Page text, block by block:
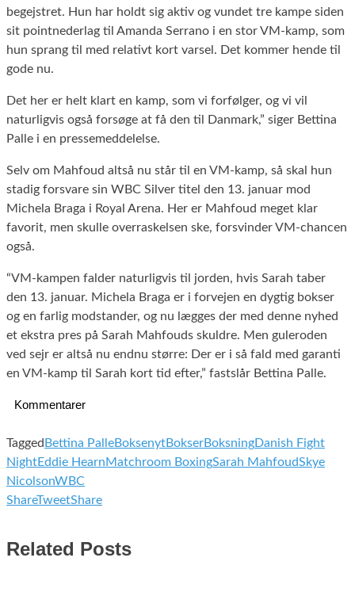
begejstret. Hun har holdt sig aktiv og vundet tre kampe siden
sit pointnederlag til Amanda Serrano i en stor VM-kamp, som
hun sprang til med relativt kort varsel. Det kommer hende til
gode nu.
Det her er helt klart en kamp, som vi forfølger, og vi vil
naturligvis også forsøge at få den til Danmark,” siger Bettina
Palle i en pressemeddelelse.
Selv om Mahfoud altså nu står til en VM-kamp, så skal hun
stadig forsvare sin WBC Silver titel den 13. januar mod
Michela Braga i Royal Arena. Her er Mahfoud meget klar
favorit, men skulle overraskelsen ske, forsvinder VM-chancen
også.
“VM-kampen falder naturligvis til jorden, hvis Sarah taber
den 13. januar. Michela Braga er i forvejen en dygtig bokser
og en farlig modstander, og nu lægges der med denne nyhed
et ekstra pres på Sarah Mahfouds skuldre. Men guleroden
ved sejr er altså nu endnu større: Der er i så fald med garanti
en VM-kamp til Sarah kort tid efter,” fastslår Bettina Palle.
Kommentarer
Tagged Bettina PalleBoksenytBokserBoksningDanish Fight
NightEddie HearnMatchroom BoxingSarah MahfoudSkye
NicolsonWBC
ShareTweetShare
Related Posts